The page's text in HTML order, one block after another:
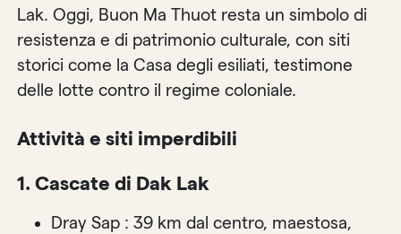
Lak. Oggi, Buon Ma Thuot resta un simbolo di
resistenza e di patrimonio culturale, con siti
storici come la Casa degli esiliati, testimone
delle lotte contro il regime coloniale.
Attività e siti imperdibili
1. Cascate di Dak Lak
Dray Sap : 39 km dal centro, maestosa,